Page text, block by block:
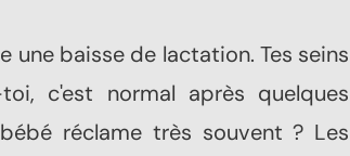
baisse de lactation. Tes seins
c'est normal après quelques
réclame très souvent ? Les